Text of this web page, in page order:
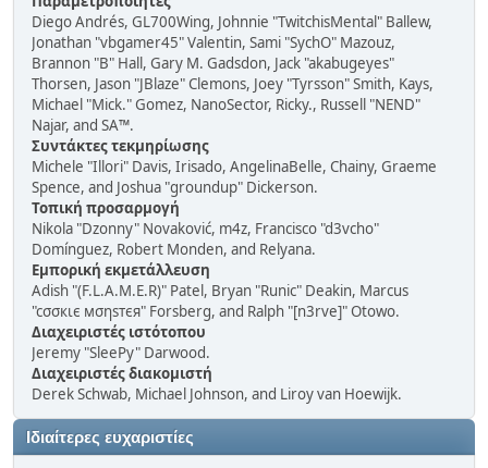
Diego Andrés, GL700Wing, Johnnie "TwitchisMental" Ballew,
Jonathan "vbgamer45" Valentin, Sami "SychO" Mazouz,
Brannon "B" Hall, Gary M. Gadsdon, Jack "akabugeyes"
Thorsen, Jason "JBlaze" Clemons, Joey "Tyrsson" Smith, Kays,
Michael "Mick." Gomez, NanoSector, Ricky., Russell "NEND"
Najar, and SA™.
Συντάκτες τεκμηρίωσης
Michele "Illori" Davis, Irisado, AngelinaBelle, Chainy, Graeme
Spence, and Joshua "groundup" Dickerson.
Τοπική προσαρμογή
Nikola "Dzonny" Novaković, m4z, Francisco "d3vcho"
Domínguez, Robert Monden, and Relyana.
Εμπορική εκμετάλλευση
Adish "(F.L.A.M.E.R)" Patel, Bryan "Runic" Deakin, Marcus
"cσσкιє мσηѕтєя" Forsberg, and Ralph "[n3rve]" Otowo.
Διαχειριστές ιστότοπου
Jeremy "SleePy" Darwood.
Διαχειριστές διακομιστή
Derek Schwab, Michael Johnson, and Liroy van Hoewijk.
Ιδιαίτερες ευχαριστίες